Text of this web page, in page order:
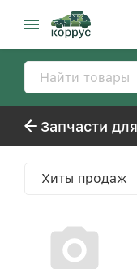
Хиты продаж